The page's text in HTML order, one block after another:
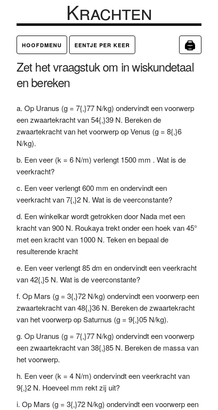
Krachten
HOOFDMENU EENTJE PER KEER 🖨
Zet het vraagstuk om in wiskundetaal
en bereken
Op Uranus (g = 7{,}77 N/kg) ondervindt een voorwerp
een zwaartekracht van 54{,}39 N. Bereken de
zwaartekracht van het voorwerp op Venus (g = 8{,}6
N/kg).
Een veer (k = 6 N/m) verlengt 1500 mm . Wat is de
veerkracht?
Een veer verlengt 600 mm en ondervindt een
veerkracht van 7{,}2 N. Wat is de veerconstante?
Een winkelkar wordt getrokken door Nada met een
kracht van 900 N. Roukaya trekt onder een hoek van 45°
met een kracht van 1000 N. Teken en bepaal de
resulterende kracht
Een veer verlengt 85 dm en ondervindt een veerkracht
van 42{,}5 N. Wat is de veerconstante?
Op Mars (g = 3{,}72 N/kg) ondervindt een voorwerp een
zwaartekracht van 48{,}36 N. Bereken de zwaartekracht
van het voorwerp op Saturnus (g = 9{,}05 N/kg).
Op Uranus (g = 7{,}77 N/kg) ondervindt een voorwerp
een zwaartekracht van 38{,}85 N. Bereken de massa van
het voorwerp.
Een veer (k = 4 N/m) ondervindt een veerkracht van
9{,}2 N. Hoeveel mm rekt zij uit?
Op Mars (g = 3{,}72 N/kg) ondervindt een voorwerp een